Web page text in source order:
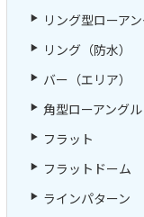
リング型ローア
リング（防水）
バー（エリア）
角型ローアングル
フラット
フラットドーム
ラインパターン